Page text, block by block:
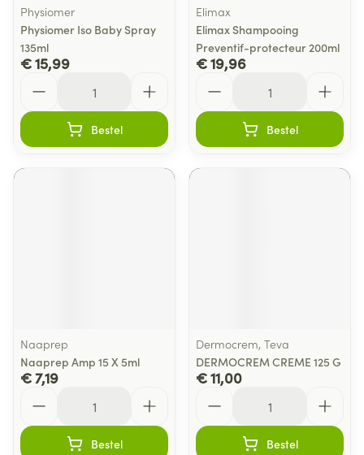
Physiomer
Physiomer Iso Baby Spray
135ml
€ 15,99
Bestel
Elimax
Elimax Shampooing
Preventif-protecteur 200ml
€ 19,96
Bestel
Naaprep
Naaprep Amp 15 X 5ml
€ 7,19
Bestel
Dermocrem, Teva
DERMOCREM CREME 125 G
€ 11,00
Bestel